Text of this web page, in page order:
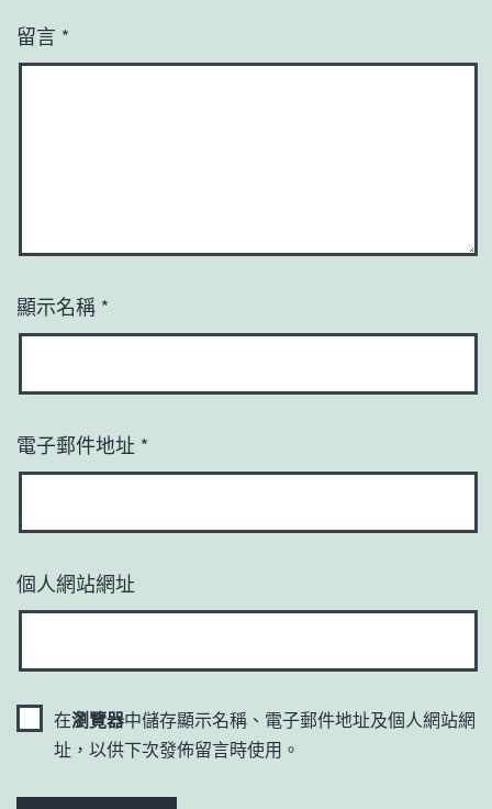
留言 *
顯示名稱 *
電子郵件地址 *
個人網站網址
在瀏覽器中儲存顯示名稱、電子郵件地址及個人網站網
址，以供下次發佈留言時使用。